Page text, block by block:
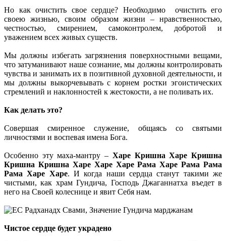
Но как очистить свое сердце? Необходимо очистить его
своею жизнью, своим образом жизни – нравственностью,
честностью, смирением, самоконтролем, добротой и
уважением всех живых существ.
Мы должны избегать загрязнения поверхностными вещами,
что затуманивают наше сознание, мы должны контролировать
чувства и занимать их в позитивной духовной деятельности, и
мы должны выкорчевывать с корнем ростки эгоистических
стремлений и наклонностей к жестокости, а не поливать их.
Как делать это?
Совершая смиренное служение, общаясь со святыми
личностями и воспевая имена Бога.
Особенно эту маха-мантру – Харе Кришна Харе Кришна
Кришна Кришна Харе Харе Харе Рама Харе Рама Рама
Рама Харе Харе. И когда наши сердца станут такими же
чистыми, как храм Гундича, Господь Джаганнатха въедет в
него на Своей колеснице и явит Себя нам.
Чистое сердце будет украдено